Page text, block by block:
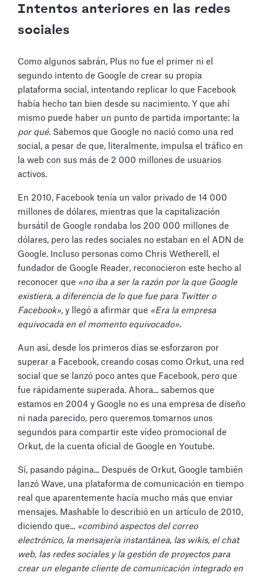
Intentos anteriores en las redes
sociales
Como algunos sabrán, Plus no fue el primer ni el
segundo intento de Google de crear su propia
plataforma social, intentando replicar lo que Facebook
había hecho tan bien desde su nacimiento. Y que ahí
mismo puede haber un punto de partida importante: la
por qué. Sabemos que Google no nació como una red
social, a pesar de que, literalmente, impulsa el tráfico en
la web con sus más de 2 000 millones de usuarios
activos.
En 2010, Facebook tenía un valor privado de 14 000
millones de dólares, mientras que la capitalización
bursátil de Google rondaba los 200 000 millones de
dólares, pero las redes sociales no estaban en el ADN de
Google. Incluso personas como Chris Wetherell, el
fundador de Google Reader, reconocieron este hecho al
reconocer que «no iba a ser la razón por la que Google
existiera, a diferencia de lo que fue para Twitter o
Facebook», y llegó a afirmar que «Era la empresa
equivocada en el momento equivocado».
Aun así, desde los primeros días se esforzaron por
superar a Facebook, creando cosas como Orkut, una red
social que se lanzó poco antes que Facebook, pero que
fue rápidamente superada. Ahora... sabemos que
estamos en 2004 y Google no es una empresa de diseño
ni nada parecido, pero queremos tomarnos unos
segundos para compartir este vídeo promocional de
Orkut, de la cuenta oficial de Google en Youtube.
Sí, pasando página... Después de Orkut, Google también
lanzó Wave, una plataforma de comunicación en tiempo
real que aparentemente hacía mucho más que enviar
mensajes. Mashable lo describió en un artículo de 2010,
diciendo que... «combinó aspectos del correo
electrónico, la mensajería instantánea, las wikis, el chat
web, las redes sociales y la gestión de proyectos para
crear un elegante cliente de comunicación integrado en